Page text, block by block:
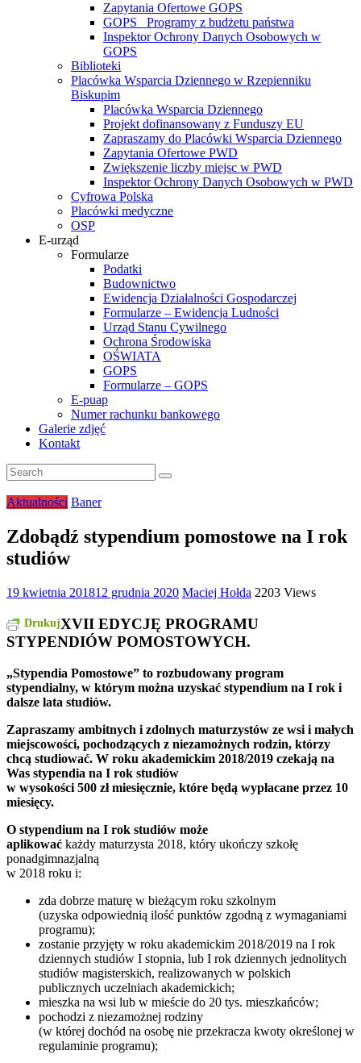
Zapytania Ofertowe GOPS
GOPS_ Programy z budżetu państwa
Inspektor Ochrony Danych Osobowych w
GOPS
Biblioteki
Placówka Wsparcia Dziennego w Rzepienniku
Biskupim
Placówka Wsparcia Dziennego
Projekt dofinansowany z Funduszy EU
Zapraszamy do Placówki Wsparcia Dziennego
Zapytania Ofertowe PWD
Zwiększenie liczby miejsc w PWD
Inspektor Ochrony Danych Osobowych w PWD
Cyfrowa Polska
Placówki medyczne
OSP
E-urząd
Formularze
Podatki
Budownictwo
Ewidencja Działalności Gospodarczej
Formularze – Ewidencja Ludności
Urząd Stanu Cywilnego
Ochrona Środowiska
OŚWIATA
GOPS
Formularze – GOPS
E-puap
Numer rachunku bankowego
Galerie zdjęć
Kontakt
Aktualności Baner
Zdobądź stypendium pomostowe na I rok
studiów
19 kwietnia 201812 grudnia 2020 Maciej Hołda 2203 Views
DrukujXVII EDYCJĘ PROGRAMU
STYPENDIÓW POMOSTOWYCH.
„Stypendia Pomostowe” to rozbudowany program
stypendialny, w którym można uzyskać stypendium na I rok i
dalsze lata studiów.
Zapraszamy ambitnych i zdolnych maturzystów ze wsi i małych
miejscowości, pochodzących z niezamożnych rodzin, którzy
chcą studiować. W roku akademickim 2018/2019 czekają na
Was stypendia na I rok studiów
w wysokości 500 zł miesięcznie, które będą wypłacane przez 10
miesięcy.
O stypendium na I rok studiów może
aplikować każdy maturzysta 2018, który ukończy szkołę
ponadgimnazjalną
w 2018 roku i:
zda dobrze maturę w bieżącym roku szkolnym
(uzyska odpowiednią ilość punktów zgodną z wymaganiami
programu);
zostanie przyjęty w roku akademickim 2018/2019 na I rok
dziennych studiów I stopnia, lub I rok dziennych jednolitych
studiów magisterskich, realizowanych w polskich
publicznych uczelniach akademickich;
mieszka na wsi lub w mieście do 20 tys. mieszkańców;
pochodzi z niezamożnej rodziny
(w której dochód na osobę nie przekracza kwoty określonej w
regulaminie programu);